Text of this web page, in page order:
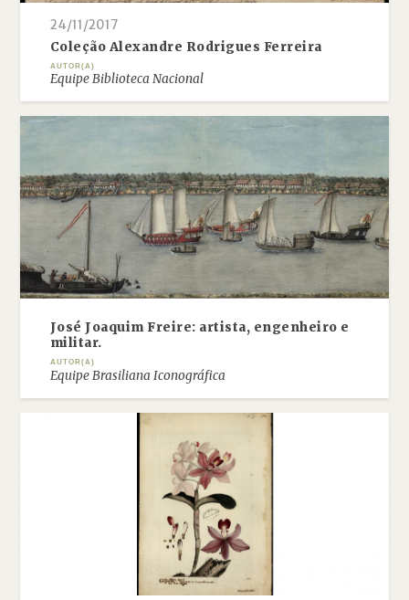
24/11/2017
Coleção Alexandre Rodrigues Ferreira
AUTOR(A)
Equipe Biblioteca Nacional
José Joaquim Freire: artista, engenheiro e
militar.
AUTOR(A)
Equipe Brasiliana Iconográfica